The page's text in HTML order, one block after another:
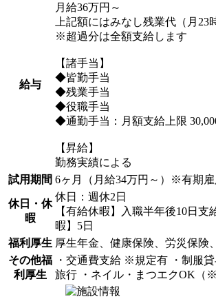
給与
月給36万円～
上記額にはみなし残業代（月23
※超過分は全額支給します
【諸手当】
◆皆勤手当
◆残業手当
◆役職手当
◆通勤手当：月額支給上限
【昇給】
勤務実績による
試用期間 6ヶ月（月給34万円～）※有期雇
休日・休
暇
休日：週休2日
【有給休暇】入職半年後10日
暇】5日
福利厚生 厚生年金、健康保険、労災保険
その他福
利厚生
・交通費支給 ※規定有 ・制服
旅行 ・ネイル・まつエクOK（